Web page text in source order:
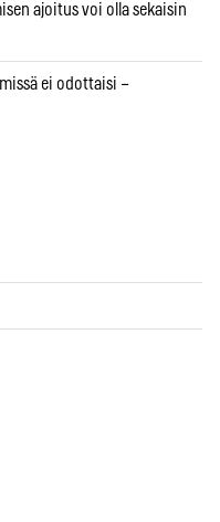
ajoitus voi olla sekaisin
ei odottaisi –